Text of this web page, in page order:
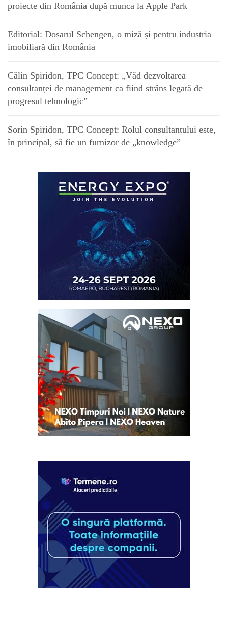
proiecte din România după munca la Apple Park
Editorial: Dosarul Schengen, o miză și pentru industria
imobiliară din România
Călin Spiridon, TPC Concept: „Văd dezvoltarea
consultanței de management ca fiind strâns legată de
progresul tehnologic”
Sorin Spiridon, TPC Concept: Rolul consultantului este,
în principal, să fie un furnizor de „knowledge”